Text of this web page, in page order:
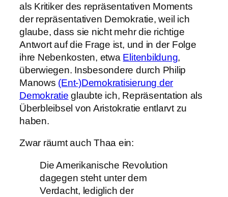
als Kritiker des repräsentativen Moments
der repräsentativen Demokratie, weil ich
glaube, dass sie nicht mehr die richtige
Antwort auf die Frage ist, und in der Folge
ihre Nebenkosten, etwa Elitenbildung,
überwiegen. Insbesondere durch Philip
Manows (Ent-)Demokratisierung der
Demokratie glaubte ich, Repräsentation als
Überbleibsel von Aristokratie entlarvt zu
haben.
Zwar räumt auch Thaa ein:
Die Amerikanische Revolution
dagegen steht unter dem
Verdacht, lediglich der